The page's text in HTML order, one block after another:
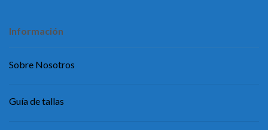
Información
Sobre Nosotros
Guía de tallas